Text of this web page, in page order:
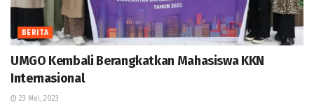
BERITA
UMGO Kembali Berangkatkan Mahasiswa KKN
Internasional
23 Mei, 2023